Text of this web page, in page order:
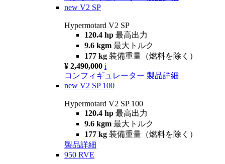
new V2 SP
Hypermotard V2 SP
120.4 hp 最高出力
9.6 kgm 最大トルク
177 kg 装備重量（燃料を除く）
¥ 2,490,000 i
コンフィギュレーター 製品詳細
new V2 SP 100
Hypermotard V2 SP 100
120.4 hp 最高出力
9.6 kgm 最大トルク
177 kg 装備重量（燃料を除く）
製品詳細
950 RVE